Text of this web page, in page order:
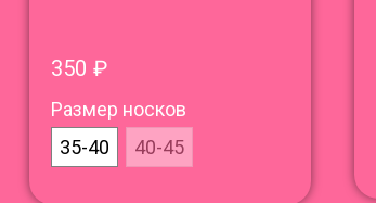
350 ₽
Размер носков
35-40
40-45